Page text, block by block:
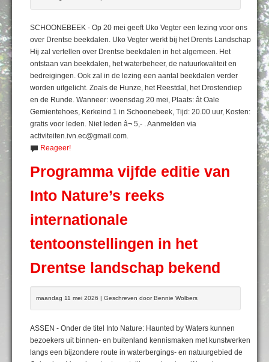
SCHOONEBEEK - Op 20 mei geeft Uko Vegter een lezing voor ons
over Drentse beekdalen. Uko Vegter werkt bij het Drents Landschap
Hij zal vertellen over Drentse beekdalen in het algemeen. Het
ontstaan van beekdalen, het waterbeheer, de natuurkwaliteit en
bedreigingen. Ook zal in de lezing een aantal beekdalen verder
worden uitgelicht. Zoals de Hunze, het Reestdal, het Drostendiep
en de Runde. Wanneer: woensdag 20 mei, Plaats: ât Oale
Gemientehoes, Kerkeind 1 in Schoonebeek, Tijd: 20.00 uur, Kosten:
gratis voor leden. Niet leden â¬ 5,- . Aanmelden via
activiteiten.ivn.ec@gmail.com.
Reageer!
Programma vijfde editie van
Into Nature’s reeks
internationale
tentoonstellingen in het
Drentse landschap bekend
maandag 11 mei 2026 | Geschreven door Bennie Wolbers
ASSEN - Onder de titel Into Nature: Haunted by Waters kunnen
bezoekers uit binnen- en buitenland kennismaken met kunstwerken
langs een bijzondere route in waterbergings- en natuurgebied de